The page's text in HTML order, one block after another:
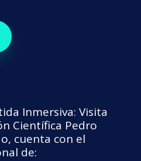
Inmersiva: Visita
Científica Pedro
cuenta con el
de: